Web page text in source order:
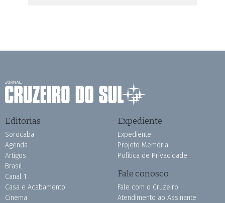
Editorias
Sorocaba
Agenda
Artigos
Brasil
Canal 1
Casa e Acabamento
Cinema
Expediente
Expediente
Projeto Memória
Política de Privacidade
Fale conosco
Fale com o Cruzeiro
Atendimento ao Assinante